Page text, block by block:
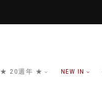
★ 20週年 ★ NEW IN